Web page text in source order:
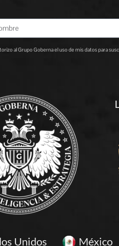
al Grupo Goberna el uso de mis datos para
Unidos México